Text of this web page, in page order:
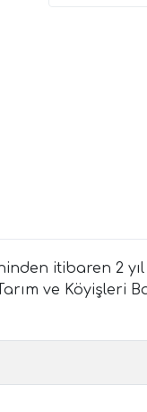
itibaren 2